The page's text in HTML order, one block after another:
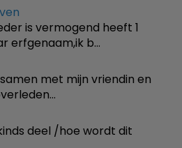
is vermogend heeft 1
erfgenaam,ik b…
met mijn vriendin en
deel /hoe wordt dit